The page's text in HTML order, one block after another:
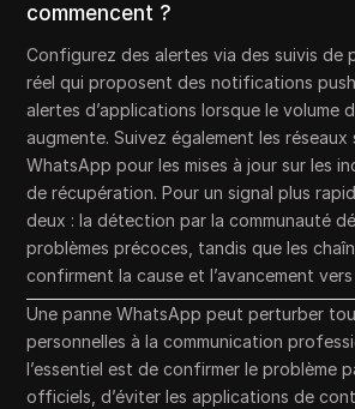
commencent ?
Configurez des alertes via des suivis de
réel qui proposent des notifications
alertes d’applications lorsque le volume
augmente. Suivez également les
WhatsApp pour les mises à jour sur les
de récupération. Pour un signal plus
deux : la détection par la communauté
problèmes précoces, tandis que les
confirment la cause et l’avancement
Une panne WhatsApp peut perturber
personnelles à la communication
l’essentiel est de confirmer le problème
officiels, d’éviter les applications de